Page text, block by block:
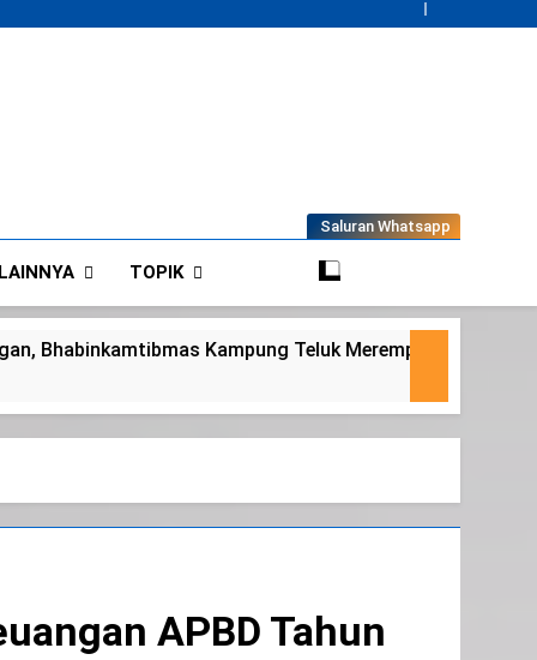
Saluran Whatsapp
TOPIK
Tinjau Tanaman Jagung Waga
APBD Tahun